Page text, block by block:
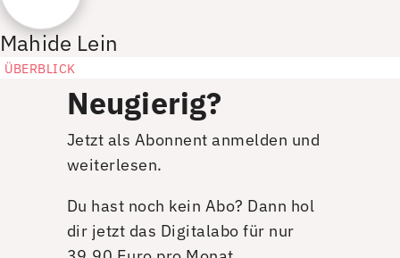
Mahide Lein
ÜBERBLICK
Neugierig?
Jetzt als Abonnent anmelden und
weiterlesen.
Du hast noch kein Abo? Dann hol
dir jetzt das Digitalabo für nur